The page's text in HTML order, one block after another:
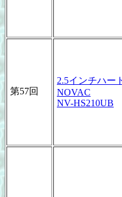
第57回
2.5インチハー
NOVAC
NV-HS210UB